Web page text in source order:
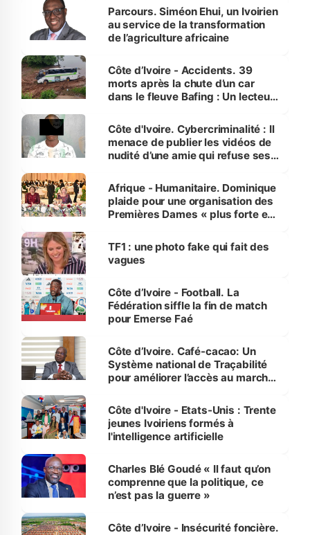
Parcours. Siméon Ehui, un Ivoirien
au service de la transformation
de l’agriculture africaine
Côte d’Ivoire - Accidents. 39
morts après la chute d’un car
dans le fleuve Bafing : Un lecteur
des Transports
Côte d'Ivoire. Cybercriminalité : Il
menace de publier les vidéos de
nudité d’une amie qui refuse ses
Afrique - Humanitaire. Dominique
plaide pour une organisation des
Premières Dames « plus forte et
sur la scène internationale »
TF1 : une photo fake qui fait des
vagues
Côte d’Ivoire - Football. La
Fédération siffle la fin de match
pour Emerse Faé
Côte d’Ivoire. Café-cacao: Un
Système national de Traçabilité
pour améliorer l’accès au marché
Côte d'Ivoire - Etats-Unis : Trente
jeunes Ivoiriens formés à
l'intelligence artificielle
Charles Blé Goudé « Il faut qu’on
comprenne que la politique, ce
n’est pas la guerre »
Côte d’Ivoire - Insécurité foncière.